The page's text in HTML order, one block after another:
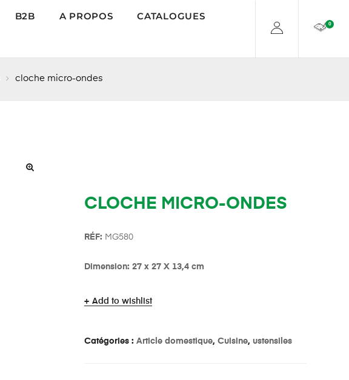
B2B A PROPOS CATALOGUES
0
cloche micro-ondes
CLOCHE MICRO-ONDES
RÉF: MG580
Dimension: 27 x 27 X 13,4 cm
Add to wishlist
Catégories : Article domestique, Cuisine, ustensiles